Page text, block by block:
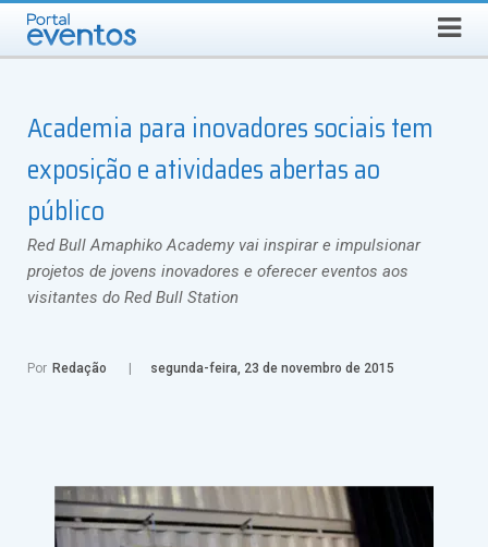
SEXTA-FEIRA, 7 DE AGOSTO DE 2026 Busca
Academia para inovadores sociais tem
exposição e atividades abertas ao
público
Red Bull Amaphiko Academy vai inspirar e impulsionar
projetos de jovens inovadores e oferecer eventos aos
visitantes do Red Bull Station
Por Redação segunda-feira, 23 de novembro de 2015